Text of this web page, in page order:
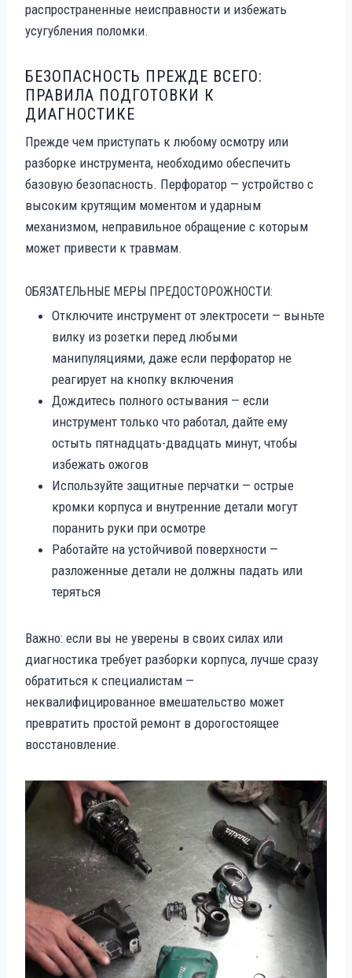
распространенные неисправности и избежать
усугубления поломки.
БЕЗОПАСНОСТЬ ПРЕЖДЕ ВСЕГО:
ПРАВИЛА ПОДГОТОВКИ К
ДИАГНОСТИКЕ
Прежде чем приступать к любому осмотру или
разборке инструмента, необходимо обеспечить
базовую безопасность. Перфоратор — устройство с
высоким крутящим моментом и ударным
механизмом, неправильное обращение с которым
может привести к травмам.
ОБЯЗАТЕЛЬНЫЕ МЕРЫ ПРЕДОСТОРОЖНОСТИ:
Отключите инструмент от электросети — выньте
вилку из розетки перед любыми
манипуляциями, даже если перфоратор не
реагирует на кнопку включения
Дождитесь полного остывания — если
инструмент только что работал, дайте ему
остыть пятнадцать-двадцать минут, чтобы
избежать ожогов
Используйте защитные перчатки — острые
кромки корпуса и внутренние детали могут
поранить руки при осмотре
Работайте на устойчивой поверхности —
разложенные детали не должны падать или
теряться
Важно: если вы не уверены в своих силах или
диагностика требует разборки корпуса, лучше сразу
обратиться к специалистам —
неквалифицированное вмешательство может
превратить простой ремонт в дорогостоящее
восстановление.